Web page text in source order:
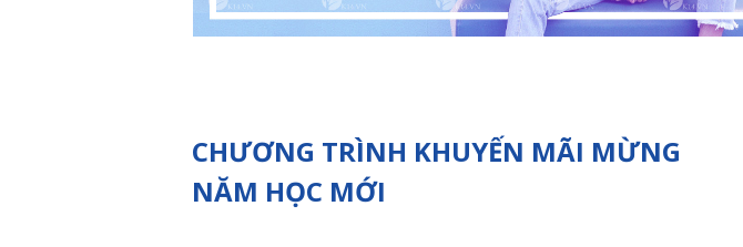
CHƯƠNG TRÌNH KHUYẾN MÃI MỪNG
NĂM HỌC MỚI